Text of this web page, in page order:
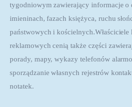
tygodniowym zawierający informacje o
imieninach, fazach księżyca, ruchu
państwowych i kościelnych.Właściciele
reklamowych cenią także części
porady, mapy, wykazy telefonów
sporządzanie własnych rejestrów
notatek.